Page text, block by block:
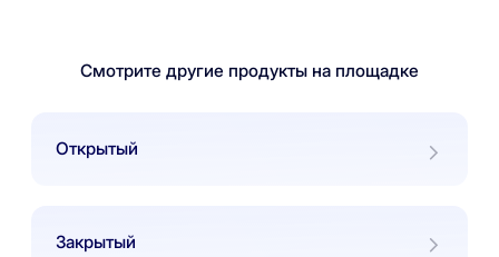
Смотрите другие продукты на площадке
Открытый
Закрытый